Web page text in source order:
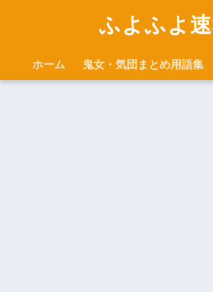
ふよふよ速
ホーム 鬼女・気団まとめ用語集